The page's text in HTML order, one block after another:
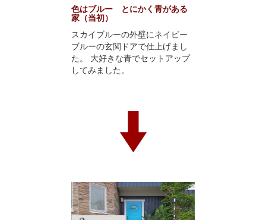
色はブルー とにかく青がある
家（当初）
スカイブルーの外壁にネイビー
ブルーの玄関ドアで仕上げまし
た。 大好きな青でセットアップ
してみました。